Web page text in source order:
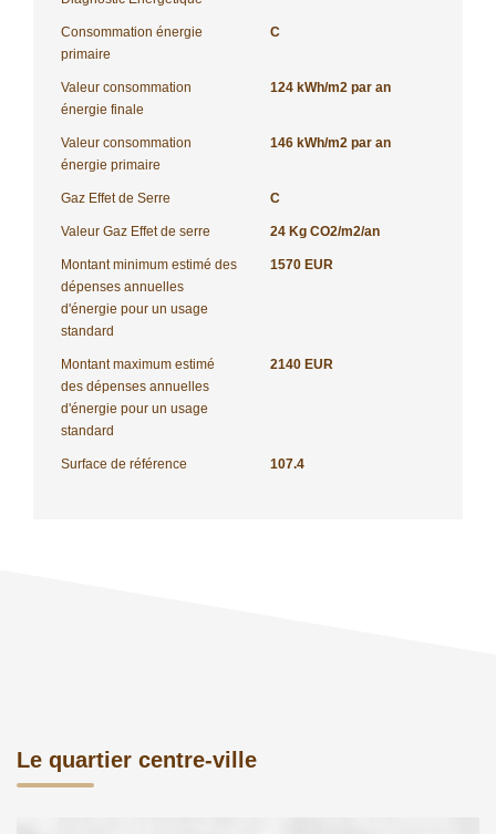
Consommation énergie
primaire
C
Valeur consommation
énergie finale
124 kWh/m2 par an
Valeur consommation
énergie primaire
146 kWh/m2 par an
Gaz Effet de Serre C
Valeur Gaz Effet de serre 24 Kg CO2/m2/an
Montant minimum estimé des
dépenses annuelles
d'énergie pour un usage
standard
1570 EUR
Montant maximum estimé
des dépenses annuelles
d'énergie pour un usage
standard
2140 EUR
Surface de référence 107.4
Le quartier centre-ville